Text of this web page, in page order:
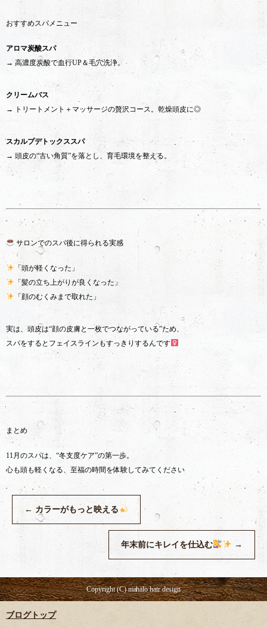
おすすめスパメニュー
アロマ炭酸スパ
→ 高濃度炭酸で血行UP＆毛穴洗浄。
クリームバス
→ トリートメント＋マッサージの贅沢コース。乾燥頭皮に◎
スカルプデトックススパ
→ 頭皮の“古い角質”を落とし、育毛環境を整える。
サロンでのスパ後に得られる実感
「頭が軽くなった」
「髪の立ち上がりが良くなった」
「顔のむくみまで取れた」
実は、頭皮は“顔の皮膚と一枚でつながっている”ため、
スパをするとフェイスラインもすっきりするんです‍
まとめ
11月のスパは、“冬支度ケア”の第一歩。
心も頭も軽くなる、至福の時間を体験してみてください
← カラーがもっと映える
年末前にキレイを仕込む →
Copyright (C) mahalo hair design
ブログトップ